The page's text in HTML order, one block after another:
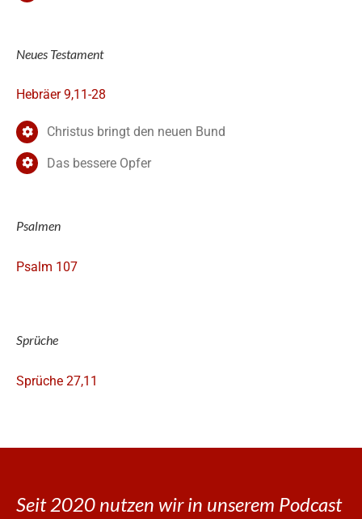
Neues Testament
Hebräer 9,11-28
Christus bringt den neuen Bund
Das bessere Opfer
Psalmen
Psalm 107
Sprüche
Sprüche 27,11
Seit 2020 nutzen wir in unserem Podcast